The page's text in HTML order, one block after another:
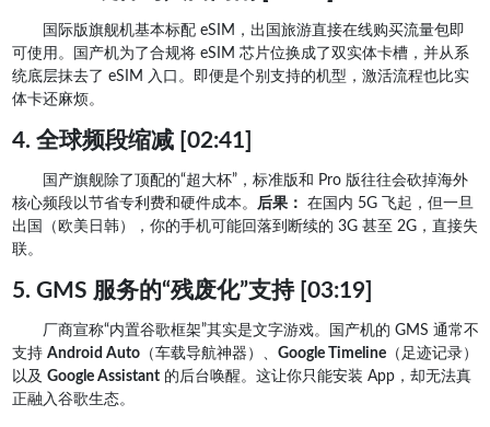
国际版旗舰机基本标配 eSIM，出国旅游直接在线购买流量包即
可使用。国产机为了合规将 eSIM 芯片位换成了双实体卡槽，并从系
统底层抹去了 eSIM 入口。即便是个别支持的机型，激活流程也比实
体卡还麻烦。
4. 全球频段缩减 [02:41]
国产旗舰除了顶配的“超大杯”，标准版和 Pro 版往往会砍掉海外
核心频段以节省专利费和硬件成本。
后果：
在国内 5G 飞起，但一旦
出国（欧美日韩），你的手机可能回落到断续的 3G 甚至 2G，直接失
联。
5. GMS 服务的“残废化”支持 [03:19]
厂商宣称“内置谷歌框架”其实是文字游戏。国产机的 GMS 通常不
支持 Android Auto（车载导航神器）、 Google Timeline（足迹记录）
以及 Google Assistant的后台唤醒。这让你只能安装 App，却无法真
正融入谷歌生态。